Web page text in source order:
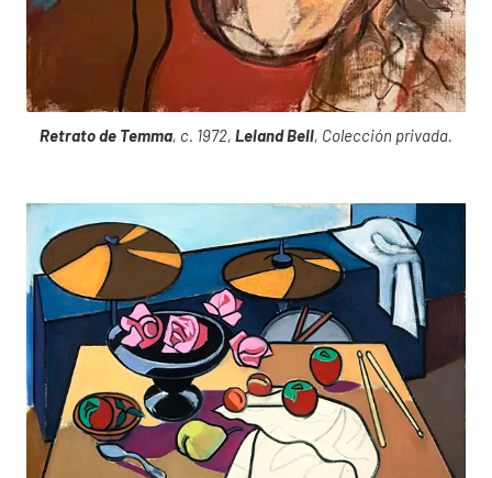
Retrato de Temma, c. 1972, Leland Bell, Colección privada.